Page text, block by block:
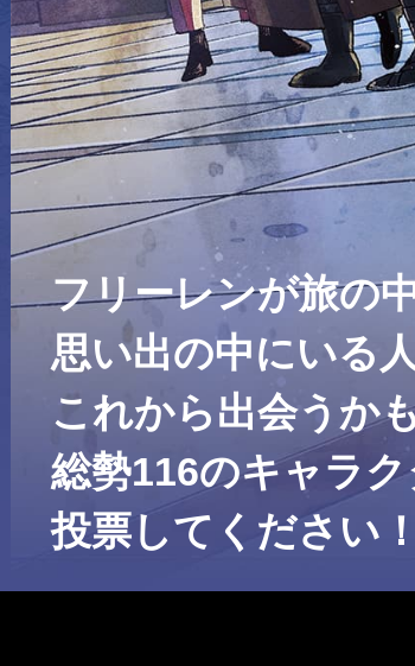
フリーレンが旅の
思い出の中にいる
これから出会うか
総勢116のキャラ
投票してください！